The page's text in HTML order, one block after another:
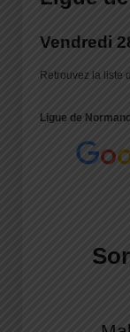
Vendredi
Retrouvez la liste
Ligue de